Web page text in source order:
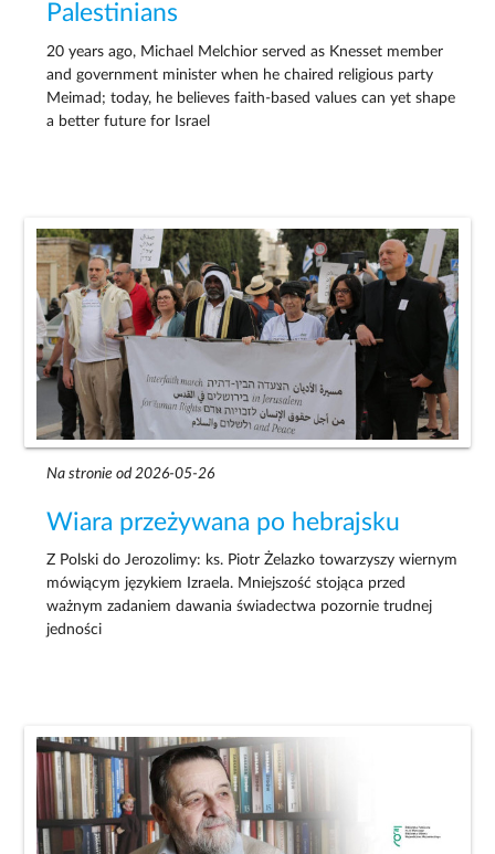
Palestinians
20 years ago, Michael Melchior served as Knesset member
and government minister when he chaired religious party
Meimad; today, he believes faith-based values can yet shape
a better future for Israel
Na stronie od 2026-05-26
Wiara przeżywana po hebrajsku
Z Polski do Jerozolimy: ks. Piotr Żelazko towarzyszy wiernym
mówiącym językiem Izraela. Mniejszość stojąca przed
ważnym zadaniem dawania świadectwa pozornie trudnej
jedności